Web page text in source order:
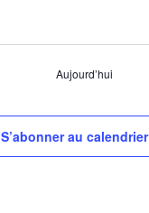
Aujourd’hui
S’abonner au calendrier